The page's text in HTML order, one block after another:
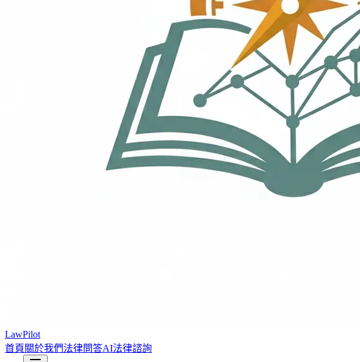
LawPilot
首頁 關於我們法律問答AI法律諮詢